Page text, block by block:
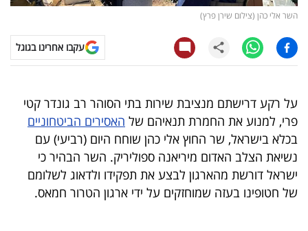
טלוויזיה
עסקי
ספורט
קריירה
ולימודים
מינויים
רייטינג
השר אלי כהן (צילום שירן פרץ)
עקבו אחרינו בגוגל
על רקע דרישתם מנציבת שירות בתי הסוהר רב גונדר קטי
פרי, למנוע את החמרת תנאיהם של האסירים הביטחוניים
בכלא בישראל, שר החוץ אלי כהן שוחח היום (רביעי) עם
נשיאת הצלב האדום מיריאנה ספוליריק. השר הבהיר כי
ישראל דורשת מהארגון לבצע את תפקידו ולדאוג לשלומם
של חטופינו בעזה שמוחזקים על ידי ארגון הטרור חמאס.